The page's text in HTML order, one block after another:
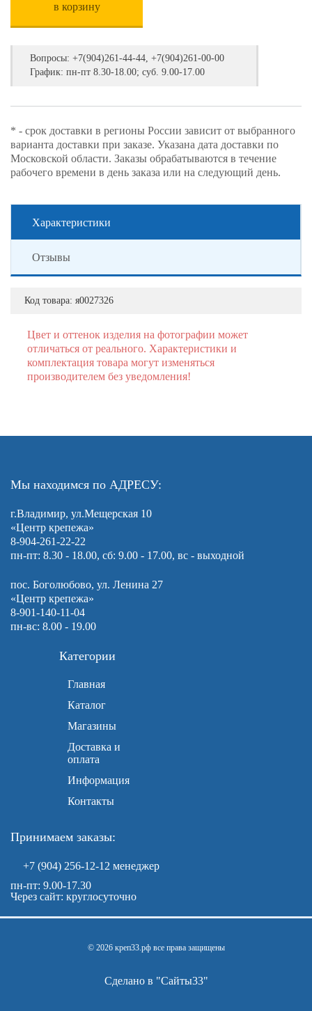
в корзину
Вопросы: +7(904)261-44-44, +7(904)261-00-00
График: пн-пт 8.30-18.00; суб. 9.00-17.00
* - срок доставки в регионы России зависит от выбранного
варианта доставки при заказе. Указана дата доставки по
Московской области. Заказы обрабатываются в течение
рабочего времени в день заказа или на следующий день.
Характеристики
Отзывы
Код товара: я0027326
Цвет и оттенок изделия на фотографии может
отличаться от реального. Характеристики и
комплектация товара могут изменяться
производителем без уведомления!
Мы находимся по АДРЕСУ:
г.Владимир, ул.Мещерская 10
«Центр крепежа»
8-904-261-22-22
пн-пт: 8.30 - 18.00, сб: 9.00 - 17.00, вс - выходной
пос. Боголюбово, ул. Ленина 27
«Центр крепежа»
8-901-140-11-04
пн-вс: 8.00 - 19.00
Категории
Главная
Каталог
Магазины
Доставка и
оплата
Информация
Контакты
Принимаем заказы:
+7 (904) 256-12-12 менеджер
пн-пт: 9.00-17.30
Через сайт: круглосуточно
© 2026 креп33.рф все права защищены
Сделано в "Сайты33"